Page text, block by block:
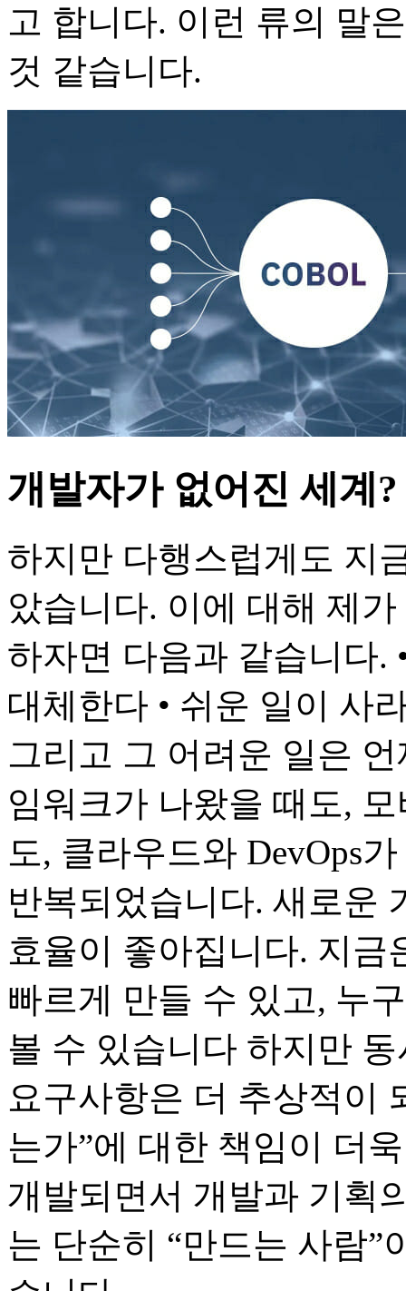
고 합니다. 이런 류의 말
것 같습니다.
개발자가 없어진 세계?
하지만 다행스럽게도 지
았습니다. 이에 대해 제
하자면 다음과 같습니다.
대체한다 • 쉬운 일이 사
그리고 그 어려운 일은
임워크가 나왔을 때도,
도, 클라우드와 DevOps
반복되었습니다. 새로운
효율이 좋아집니다. 지
빠르게 만들 수 있고, 누
볼 수 있습니다 하지만
요구사항은 더 추상적이
는가”에 대한 책임이 더
개발되면서 개발과 기획
는 단순히 “만드는 사람”